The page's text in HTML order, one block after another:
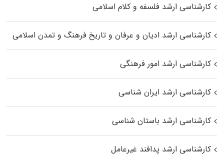
کارشناسی ارشد فلسفه و کلام اسلامی
کارشناسی ارشد ادیان و عرفان و تاریخ فرهنگ و تمدن اسلامی
کارشناسی ارشد امور فرهنگی
کارشناسی ارشد ایران شناسی
کارشناسی ارشد باستان شناسی
کارشناسی ارشد پدافند غیرعامل